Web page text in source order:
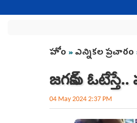
You are here
హోం »ఎన్నికల ప్రచారం
జగన్‌కు
04 May 2024 2:37 PM